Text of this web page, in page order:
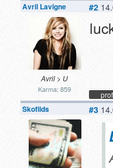
Avril Lavigne
Avril > U
Karma: 859
#2
Skofilds #3